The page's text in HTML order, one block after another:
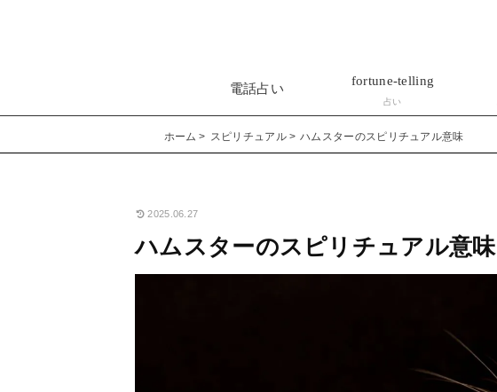
電話占い
fortune-telling
占い
ホーム スピリチュアル ハムスターのスピリチュアル意味
2025.06.27
ハムスターのスピリチュアル意味